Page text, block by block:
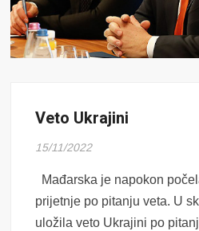
Veto Ukrajini
15/11/2022
Mađarska je napokon
prijetnje po pitanju veta. U
uložila veto Ukrajini po